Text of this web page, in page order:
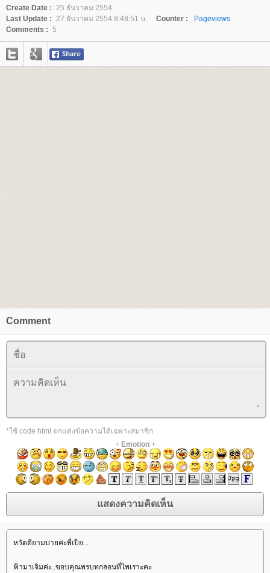
Create Date :
25 ธันวาคม 2554
Last Update :
27 ธันวาคม 2554 8:48:51 น. Counter :
Pageviews.
Comments : 5
Comment
*ใช้ code html ตกแต่งข้อความได้เฉพาะสมาชิก
+ Emotion+
หวัดดียามบ่ายค่ะพี่เปีย...
ฟ้ามาเจิมค่ะ..ขอบคุณพรบทกลอนที่ไพเราะคะ